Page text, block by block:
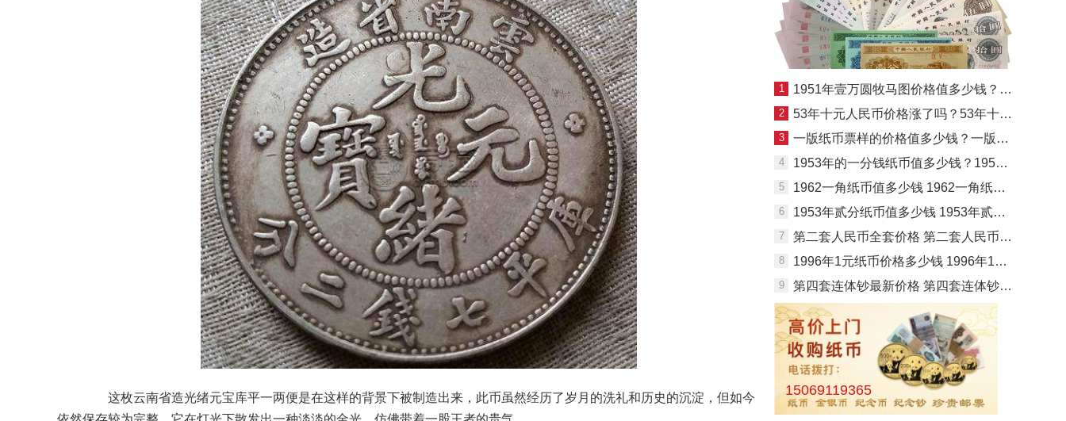
这枚云南省造光绪元宝库平一两便是在这样的背景下被制造出来，此币虽然经历了岁月的洗礼和历史的沉淀，但如今
1 1951年壹万圆牧马图价格值多少钱？如何鉴别其真假？
2 53年十元人民币价格涨了吗？53年十元人民币今日价格
3 一版纸币票样的价格值多少钱？一版纸币票样价值
4 1953年的一分钱纸币值多少钱？1953年的一分钱纸币回收价格
5 1962一角纸币值多少钱 1962一角纸币市场价格
6 1953年贰分纸币值多少钱 1953年贰分纸币升值潜力大吗
7 第二套人民币全套价格 第二套人民币全套多少钱一套
8 1996年1元纸币价格多少钱 1996年1元纸币升值潜力分析
9 第四套连体钞最新价格 第四套连体钞价格表
15069119365